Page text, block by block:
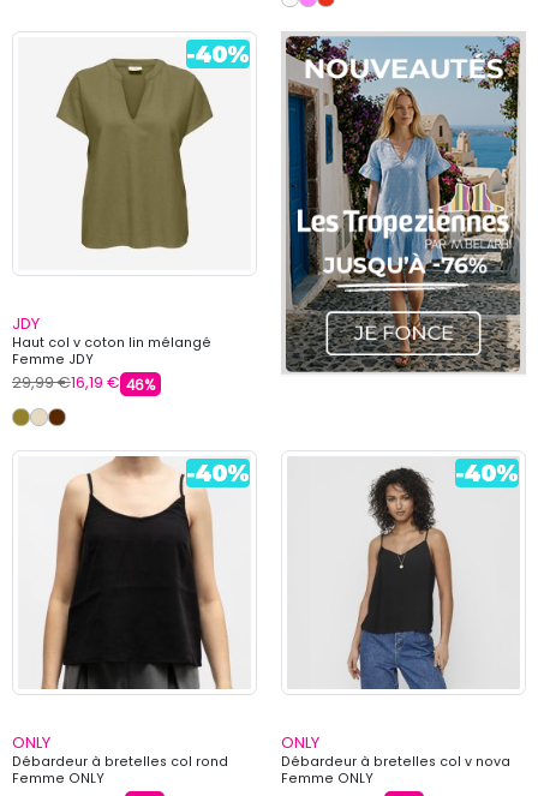
JDY
Haut col v coton lin mélangé
Femme JDY
29,99 €16,19 € 46%
ONLY
Débardeur à bretelles col rond
Femme ONLY
ONLY
Débardeur à bretelles col v nova
Femme ONLY